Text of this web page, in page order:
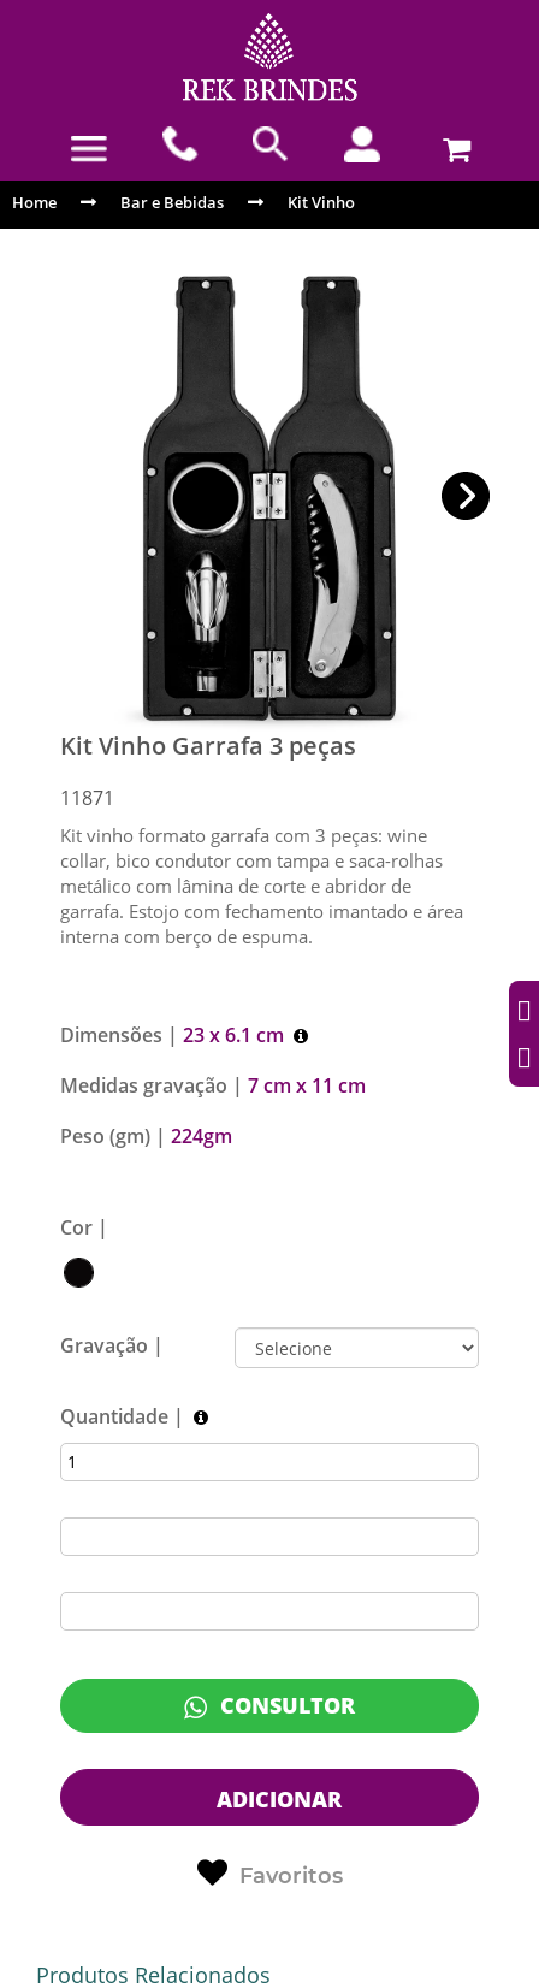
Home Bar e Bebidas Kit Vinho
Kit Vinho Garrafa 3 peças
11871
Kit vinho formato garrafa com 3 peças: wine
collar, bico condutor com tampa e saca-rolhas
metálico com lâmina de corte e abridor de
garrafa. Estojo com fechamento imantado e área
interna com berço de espuma.
Dimensões | 23 x 6.1 cm
Medidas gravação | 7 cm x 11 cm
Peso (gm) | 224gm
Cor |
Gravação |
Quantidade |
CONSULTOR
ADICIONAR
Favoritos
Produtos Relacionados